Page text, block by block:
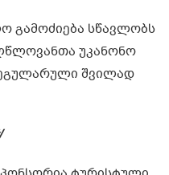
გამოძიება სწავლობს
უკანონო
შვილად